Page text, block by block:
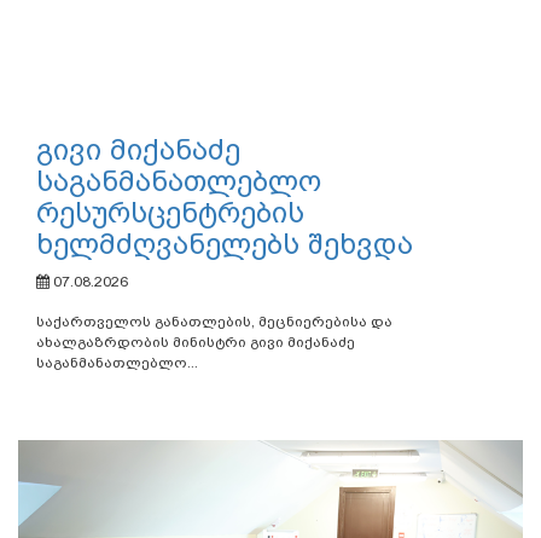
გივი მიქანაძე
საგანმანათლებლო
რესურსცენტრების
ხელმძღვანელებს შეხვდა
07.08.2026
საქართველოს განათლების, მეცნიერებისა და
ახალგაზრდობის მინისტრი გივი მიქანაძე
საგანმანათლებლო...